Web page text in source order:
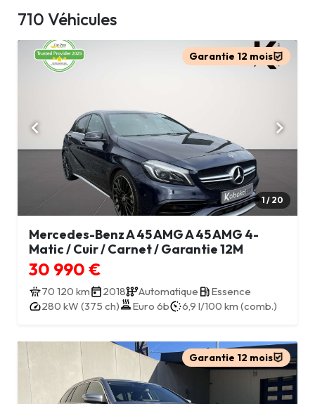
710 Véhicules
Garantie 12 mois
1 / 20
Mercedes-Benz A 45 AMG A 45 AMG 4-
Matic / Cuir / Carnet / Garantie 12M
30 990 €
70 120 km 2018 Automatique
Essence
280 kW (375 ch)
Euro 6b 6,9 l/100 km (comb.)
Garantie 12 mois